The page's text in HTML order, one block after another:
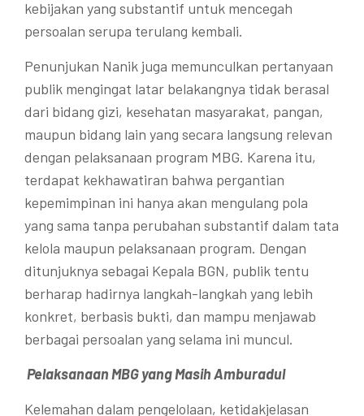
kebijakan yang substantif untuk mencegah
persoalan serupa terulang kembali.
Penunjukan Nanik juga memunculkan pertanyaan
publik mengingat latar belakangnya tidak berasal
dari bidang gizi, kesehatan masyarakat, pangan,
maupun bidang lain yang secara langsung relevan
dengan pelaksanaan program MBG. Karena itu,
terdapat kekhawatiran bahwa pergantian
kepemimpinan ini hanya akan mengulang pola
yang sama tanpa perubahan substantif dalam tata
kelola maupun pelaksanaan program. Dengan
ditunjuknya sebagai Kepala BGN, publik tentu
berharap hadirnya langkah-langkah yang lebih
konkret, berbasis bukti, dan mampu menjawab
berbagai persoalan yang selama ini muncul.
Pelaksanaan MBG yang Masih Amburadul
Kelemahan dalam pengelolaan, ketidakjelasan